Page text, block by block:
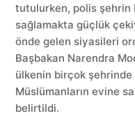
tutulurken, polis şehrin
sağlamakta güçlük
önde gelen siyasileri
Başbakan Narendra
ülkenin birçok
Müslümanların evine
belirtildi.